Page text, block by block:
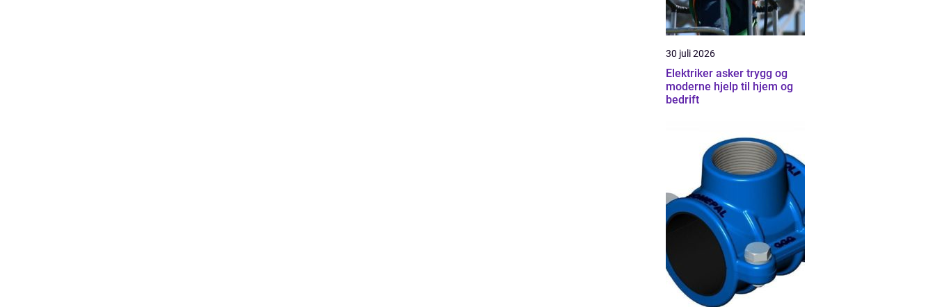
30 juli 2026
Elektriker asker trygg og
moderne hjelp til hjem og
bedrift